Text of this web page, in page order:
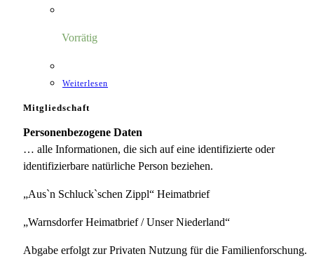
Vorrätig
Weiterlesen
Mitgliedschaft
Personenbezogene Daten
… alle Informationen, die sich auf eine identifizierte oder
identifizierbare natürliche Person beziehen.
„Aus`n Schluck`schen Zippl“ Heimatbrief
„Warnsdorfer Heimatbrief / Unser Niederland“
Abgabe erfolgt zur Privaten Nutzung für die Familienforschung.